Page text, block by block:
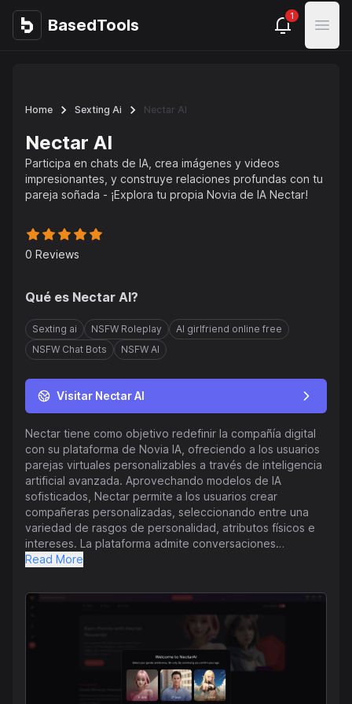
BasedTools
BasedTools 1
Open
Home Sexting Ai Nectar AI
Nectar AI
Participa en chats de IA, crea imágenes y videos
impresionantes, y construye relaciones profundas con tu
pareja soñada - ¡Explora tu propia Novia de IA Nectar!
0 Reviews
Qué es Nectar AI?
Sexting ai NSFW Roleplay
AI girlfriend online free
NSFW Chat Bots
NSFW AI
Visitar Nectar AI
Nectar tiene como objetivo redefinir la compañía digital
con su plataforma de Novia IA, ofreciendo a los usuarios
parejas virtuales personalizables a través de inteligencia
artificial avanzada. Aprovechando modelos de IA
sofisticados, Nectar permite a los usuarios crear
compañeras personalizadas, seleccionando entre una
variedad de rasgos de personalidad, atributos físicos e
intereses. La plataforma admite conversaciones
dinámicas que evolucionan basándose en interacciones
usuarios pueden participar en juegos de rol, explorando
diversas fantasías en un entorno seguro y privado,
abordando así las necesidades de compañía, romance y
salud sexual. Además, Nectar ofrece una experiencia de
personalización robusta, permitiendo a los usuarios crear
y modificar la apariencia, personalidad e historia de
fondo de su novia IA, fomentando una conexión única e
íntima. Nectar también asegura la privacidad del usuario
Read More